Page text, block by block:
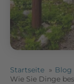
Startseite Blog
Wie Sie Dinge